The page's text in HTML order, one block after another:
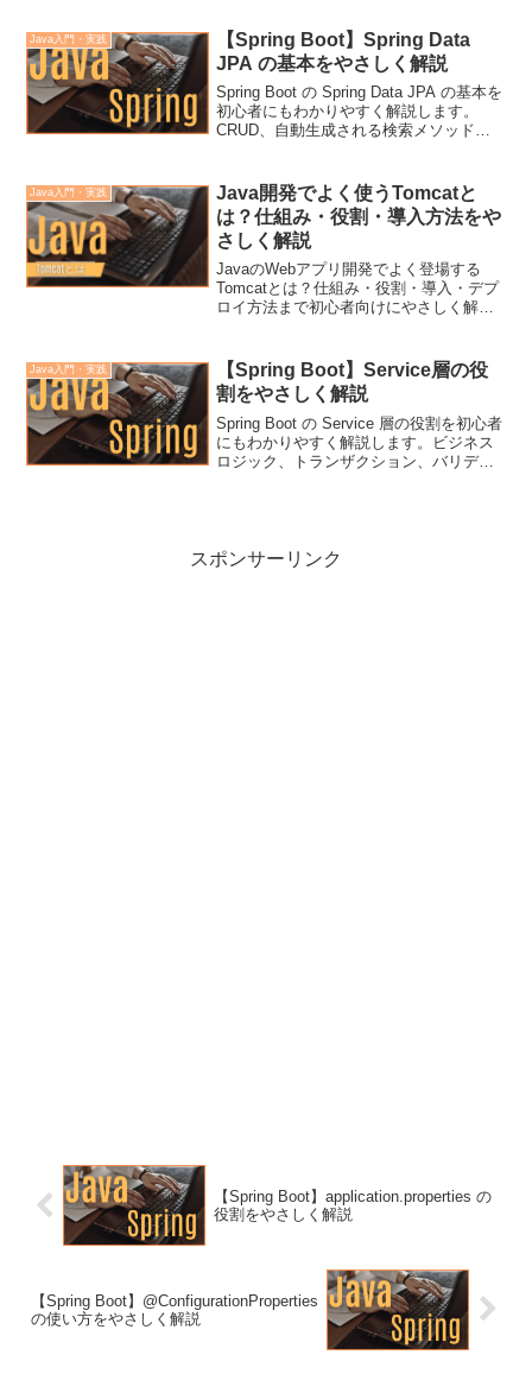
Java入門・実践
【Spring Boot】Spring Data
JPA の基本をやさしく解説
Spring Boot の Spring Data JPA の基本を
初心者にもわかりやすく解説します。
CRUD、自動生成される検索メソッド、
です。
Java入門・実践
Java開発でよく使うTomcatと
は？仕組み・役割・導入方法をや
さしく解説
JavaのWebアプリ開発でよく登場する
Tomcatとは？仕組み・役割・導入・デプ
ロイ方法まで初心者向けにやさしく解説
Java入門・実践
【Spring Boot】Service層の役
割をやさしく解説
Spring Boot の Service 層の役割を初心者
にもわかりやすく解説します。ビジネス
ロジック、トランザクション、バリデー
スポンサーリンク
【Spring Boot】application.properties の
役割をやさしく解説
【Spring Boot】@ConfigurationProperties
の使い方をやさしく解説